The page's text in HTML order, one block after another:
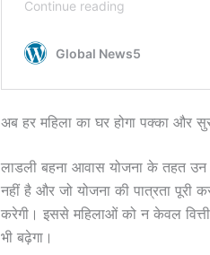
अब हर महिला का घर होगा पक्का और
लाडली बहना आवास योजना के तहत
नहीं है और जो योजना की पात्रता पूरी
करेगी। इससे महिलाओं को न केवल
भी बढ़ेगा।